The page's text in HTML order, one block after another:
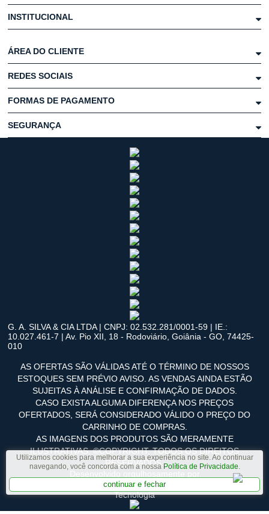
Utilizamos cookies para melhorar a sua experiência no site. Ao continuar
navegando, você concorda com a nossa Política de Privacidade.
continuar e fechar
INSTITUCIONAL
ÁREA DO CLIENTE
REDES SOCIAIS
FORMAS DE PAGAMENTO
SEGURANÇA
G. A. SILVA & CIA LTDA | CNPJ: 02.532.281/0001-59 | IE.:
10.027.461-7 | Av. Pio XII, 18 - Rodoviário, Goiânia - GO, 74425-
010
AS OFERTAS SÃO VÁLIDAS ATÉ O TÉRMINO DE NOSSOS
ESTOQUES SEM PRÉVIO AVISO. AS VENDAS AINDA ESTÃO
SUJEITAS À ANÁLISE E CONFIRMAÇÃO DE DADOS.
CASO EXISTA ALGUMA DIFERENÇA NOS PREÇOS
OFERTADOS, SERÁ CONSIDERADO VÁLIDO O PREÇO DO
CARRINHO DE COMPRAS.
AS IMAGENS DOS PRODUTOS SÃO MERAMENTE
ILUSTRATIVAS. ©COPYRIGHT. TODOS OS DIREITOS
RESERVADOS.
Tecnologia